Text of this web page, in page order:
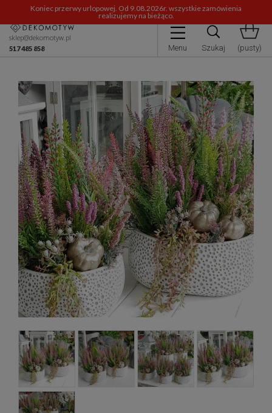
Koniec przerwy urlopowej. Od 9.08.2026r. wszystkie zamówienia
realizujemy na bieżąco.
Menu Szukaj (pusty)
sklep@dekomotyw.pl
517 485 858